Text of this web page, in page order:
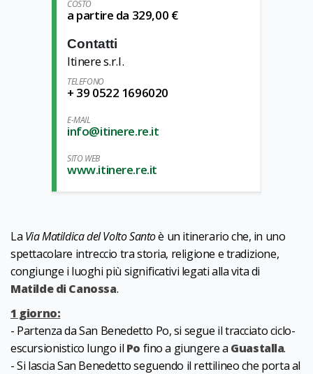
COSTO
a partire da 329,00 €
Contatti
Itinere s.r.l.
TELEFONO
+ 39 0522 1696020
E-MAIL
info@itinere.re.it
SITO WEB
www.itinere.re.it
La Via Matildica del Volto Santoè un itinerario che, in uno
spettacolare intreccio tra storia, religione e tradizione,
congiunge i luoghi più significativi legati alla vita di
Matilde di Canossa.
1 giorno:
- Partenza da San Benedetto Po, si segue il tracciato ciclo-
escursionistico lungo il Po fino a giungere a Guastalla.
- Si lascia San Benedetto seguendo il rettilineo che porta al